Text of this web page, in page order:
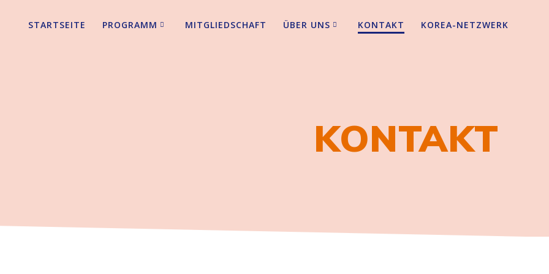
STARTSEITE PROGRAMM MITGLIEDSCHAFT ÜBER UNS KONTAKT KOREA-NETZWERK
KONTAKT